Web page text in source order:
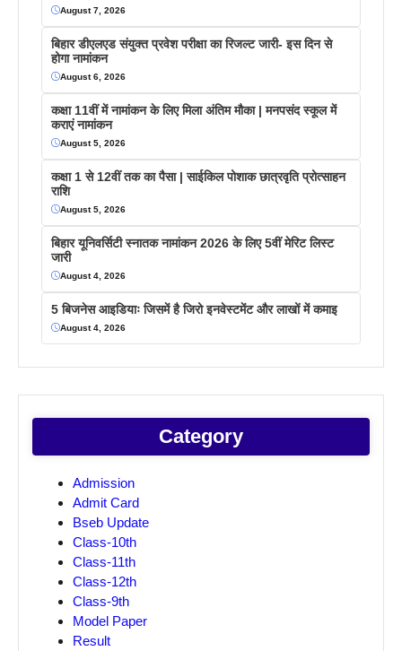
August 7, 2026
बिहार डीएलएड संयुक्त प्रवेश परीक्षा का रिजल्ट जारी- इस दिन से
होगा नामांकन
August 6, 2026
कक्षा 11वीं में नामांकन के लिए मिला अंतिम मौका | मनपसंद स्कूल में
कराएं नामांकन
August 5, 2026
कक्षा 1 से 12वीं तक का पैसा | साईकिल पोशाक छात्रवृति प्रोत्साहन
राशि
August 5, 2026
बिहार यूनिवर्सिटी स्नातक नामांकन 2026 के लिए 5वीं मेरिट लिस्ट
जारी
August 4, 2026
5 बिजनेस आइडियाः जिसमें है जिरो इनवेस्टमेंट और लाखों में कमाइ
August 4, 2026
Category
Admission
Admit Card
Bseb Update
Class-10th
Class-11th
Class-12th
Class-9th
Model Paper
Result